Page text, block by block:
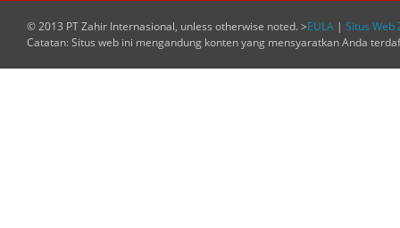
© 2013 PT Zahir Internasional, unless otherwise noted. >EULA | Situs Web
Catatan: Situs web ini mengandung konten yang mensyaratkan Anda